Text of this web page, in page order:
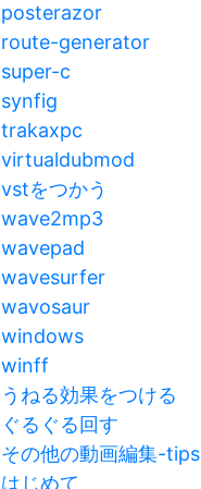
posterazor
route-generator
super-c
synfig
trakaxpc
virtualdubmod
vstをつかう
wave2mp3
wavepad
wavesurfer
wavosaur
windows
winff
うねる効果をつける
ぐるぐる回す
その他の動画編集-tips
はじめて